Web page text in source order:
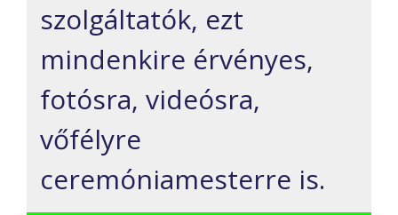
szolgáltatók, ezt
mindenkire érvényes,
fotósra, videósra,
vőfélyre
ceremóniamesterre is.